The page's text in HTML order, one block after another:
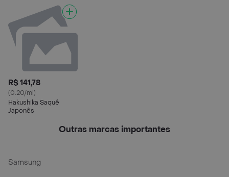
R$ 141,78
(0.20/ml)
Hakushika Saquê
Japonês
Outras marcas importantes
Samsung